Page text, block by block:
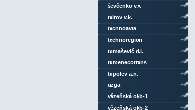
ševčenko v.v.
tairov v.k.
technoavia
technoregion
tomaševič d.l.
tumenecotrans
tupolev a.n.
uzga
vězeňská okb-1
vězeňská okb-2